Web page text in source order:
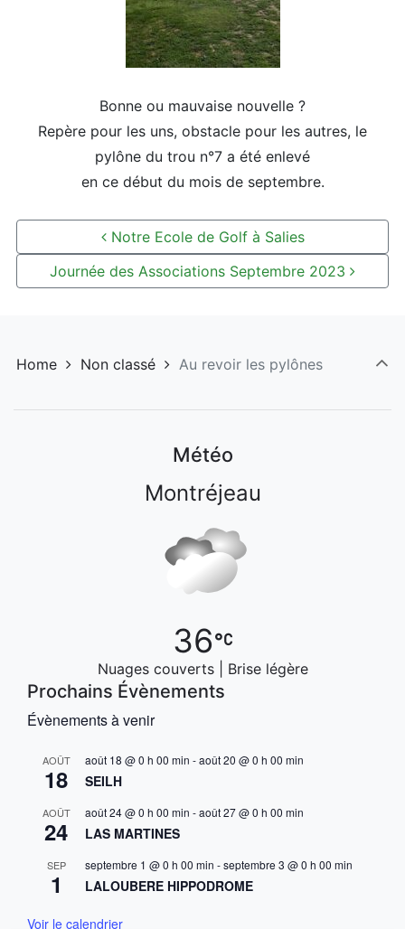
Bonne ou mauvaise nouvelle ?
Repère pour les uns, obstacle pour les autres, le
pylône du trou n°7 a été enlevé
en ce début du mois de septembre.
Post navigation
Notre Ecole de Golf à Salies
Journée des Associations Septembre 2023
Home Non classé Au revoir les pylônes
Météo
Montréjeau
36
Nuages couverts | Brise légère
Prochains Évènements
Évènements à venir
AOÛT
18
août 18 @ 0 h 00 min -août 20 @ 0 h 00 min
SEILH
AOÛT
24
août 24 @ 0 h 00 min -août 27 @ 0 h 00 min
LAS MARTINES
SEP
1
septembre 1 @ 0 h 00 min -septembre 3 @ 0 h 00 min
LALOUBERE HIPPODROME
Voir le calendrier